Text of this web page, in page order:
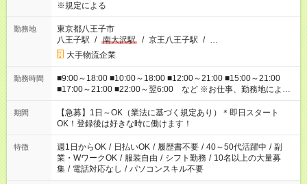
※規定による
勤務地
東京都八王子市
八王子駅 / 南大沢駅 / 京王八王子駅 / …
大手物流企業
勤務時間
■9:00～18:00 ■10:00～18:00 ■12:00～21:00 ■15:00～21:00
■17:00～21:00 ■22:00～翌6:00 など ※お仕事、勤務地により
勤務時間帯は異なります ※ご希望に合った時間帯で働いて頂け
ます。
期間
【急募】1日～OK（業法に基づく規定あり）＊即日スタート
OK！登録後は好きな時に働けます！
特徴 週1日からOK / 日払いOK / 履歴書不要 / 40～50代活躍中 / 副
業・WワークOK / 服装自由 / シフト勤務 / 10名以上の大量募
集 / 電話対応なし / パソコンスキル不要